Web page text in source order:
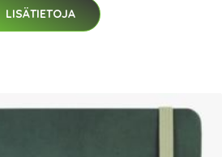
LISÄTIETOJA